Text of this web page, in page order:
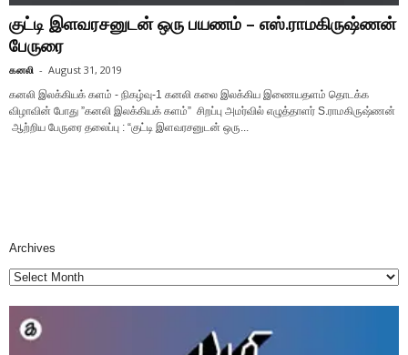
குட்டி இளவரசனுடன் ஒரு பயணம் – எஸ்.ராமகிருஷ்ணன்
பேருரை
கனலி - August 31, 2019
கனலி இலக்கியக் களம் - நிகழ்வு-1 கனலி கலை இலக்கிய இணையதளம் தொடக்க
விழாவின் போது ”கனலி இலக்கியக் களம்” சிறப்பு அமர்வில் எழுத்தாளர் S.ராமகிருஷ்ணன்
ஆற்றிய பேருரை தலைப்பு : “குட்டி இளவரசனுடன் ஒரு...
Archives